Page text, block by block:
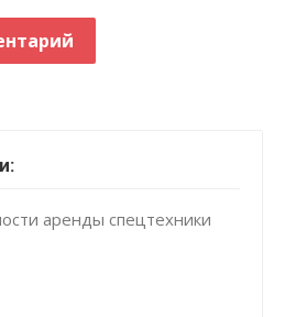
аренды спецтехники